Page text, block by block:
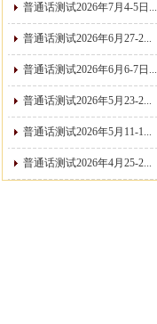
普通话测试2026年7月4-5日...
普通话测试2026年6月27-2...
普通话测试2026年6月6-7日...
普通话测试2026年5月23-2...
普通话测试2026年5月11-1...
普通话测试2026年4月25-2...